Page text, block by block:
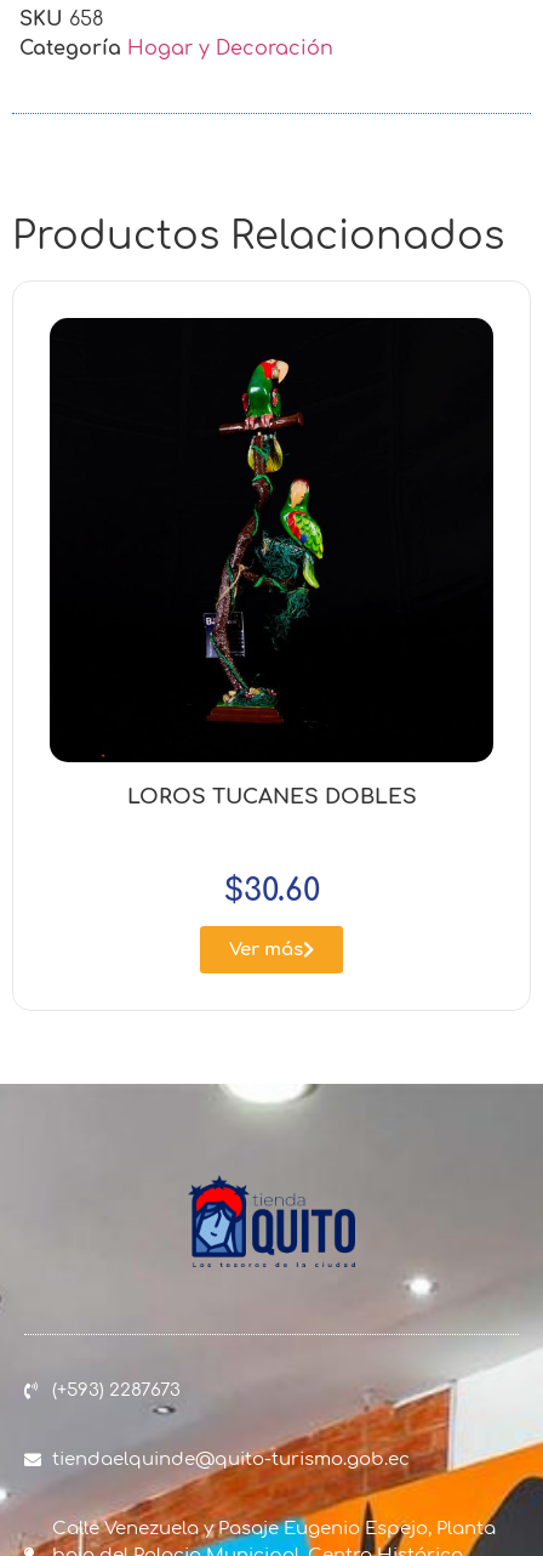
SKU 658
Categoría Hogar y Decoración
Productos Relacionados
LOROS TUCANES DOBLES
$30.60
Ver más
(+593) 2287673
tiendaelquinde@quito-turismo.gob.ec
Calle Venezuela y Pasaje Eugenio Espejo, Planta